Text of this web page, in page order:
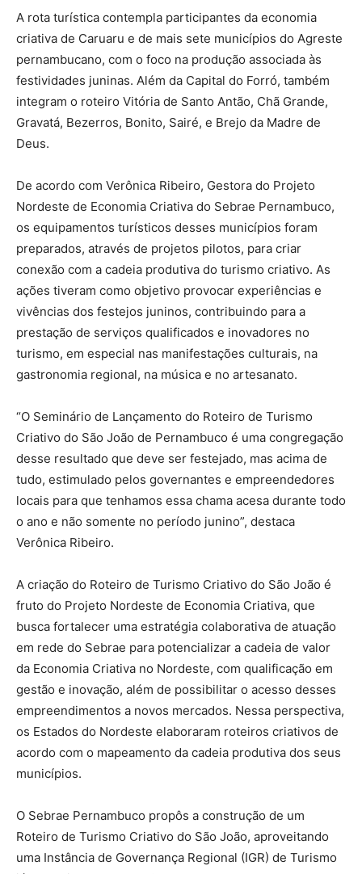
A rota turística contempla participantes da economia
criativa de Caruaru e de mais sete municípios do Agreste
pernambucano, com o foco na produção associada às
festividades juninas. Além da Capital do Forró, também
integram o roteiro Vitória de Santo Antão, Chã Grande,
Gravatá, Bezerros, Bonito, Sairé, e Brejo da Madre de
Deus.
De acordo com Verônica Ribeiro, Gestora do Projeto
Nordeste de Economia Criativa do Sebrae Pernambuco,
os equipamentos turísticos desses municípios foram
preparados, através de projetos pilotos, para criar
conexão com a cadeia produtiva do turismo criativo. As
ações tiveram como objetivo provocar experiências e
vivências dos festejos juninos, contribuindo para a
prestação de serviços qualificados e inovadores no
turismo, em especial nas manifestações culturais, na
gastronomia regional, na música e no artesanato.
“O Seminário de Lançamento do Roteiro de Turismo
Criativo do São João de Pernambuco é uma congregação
desse resultado que deve ser festejado, mas acima de
tudo, estimulado pelos governantes e empreendedores
locais para que tenhamos essa chama acesa durante todo
o ano e não somente no período junino”, destaca
Verônica Ribeiro.
A criação do Roteiro de Turismo Criativo do São João é
fruto do Projeto Nordeste de Economia Criativa, que
busca fortalecer uma estratégia colaborativa de atuação
em rede do Sebrae para potencializar a cadeia de valor
da Economia Criativa no Nordeste, com qualificação em
gestão e inovação, além de possibilitar o acesso desses
empreendimentos a novos mercados. Nessa perspectiva,
os Estados do Nordeste elaboraram roteiros criativos de
acordo com o mapeamento da cadeia produtiva dos seus
municípios.
O Sebrae Pernambuco propôs a construção de um
Roteiro de Turismo Criativo do São João, aproveitando
uma Instância de Governança Regional (IGR) de Turismo